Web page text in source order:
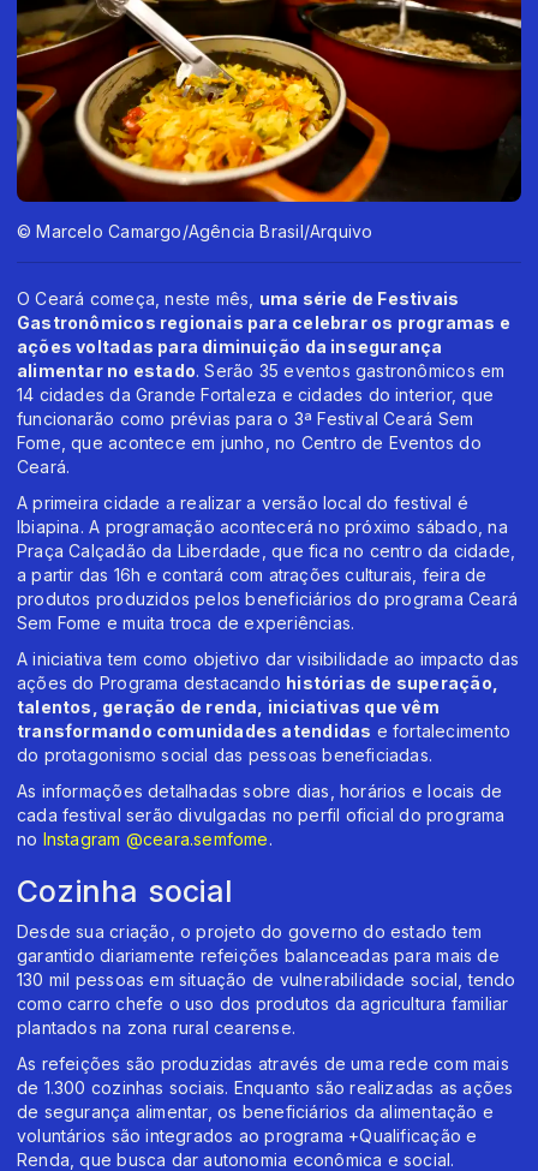
© Marcelo Camargo/Agência Brasil/Arquivo
O Ceará começa, neste mês, uma série de Festivais
Gastronômicos regionais para celebrar os programas e
ações voltadas para diminuição da insegurança
alimentar no estado. Serão 35 eventos gastronômicos em
14 cidades da Grande Fortaleza e cidades do interior, que
funcionarão como prévias para o 3ª Festival Ceará Sem
Fome, que acontece em junho, no Centro de Eventos do
Ceará.
A primeira cidade a realizar a versão local do festival é
Ibiapina. A programação acontecerá no próximo sábado, na
Praça Calçadão da Liberdade, que fica no centro da cidade,
a partir das 16h e contará com atrações culturais, feira de
produtos produzidos pelos beneficiários do programa Ceará
Sem Fome e muita troca de experiências.
A iniciativa tem como objetivo dar visibilidade ao impacto das
ações do Programa destacando histórias de superação,
talentos, geração de renda, iniciativas que vêm
transformando comunidades atendidas e fortalecimento
do protagonismo social das pessoas beneficiadas.
As informações detalhadas sobre dias, horários e locais de
cada festival serão divulgadas no perfil oficial do programa
no Instagram @ceara.semfome.
Cozinha social
Desde sua criação, o projeto do governo do estado tem
garantido diariamente refeições balanceadas para mais de
130 mil pessoas em situação de vulnerabilidade social, tendo
como carro chefe o uso dos produtos da agricultura familiar
plantados na zona rural cearense.
As refeições são produzidas através de uma rede com mais
de 1.300 cozinhas sociais. Enquanto são realizadas as ações
de segurança alimentar, os beneficiários da alimentação e
voluntários são integrados ao programa +Qualificação e
Renda, que busca dar autonomia econômica e social.